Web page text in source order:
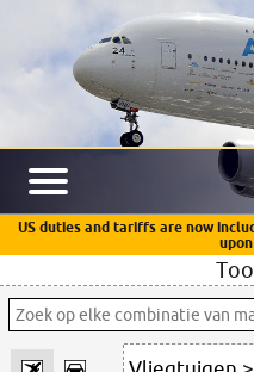
US duties and tariffs are now